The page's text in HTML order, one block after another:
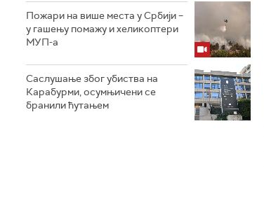
Пожари на више места у Србији –
у гашењу помажу и хеликоптери
МУП-а
Саслушање због убиства на
Карабурми, осумњичени се
бранили ћутањем